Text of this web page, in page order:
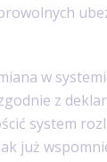
w
z
system
już